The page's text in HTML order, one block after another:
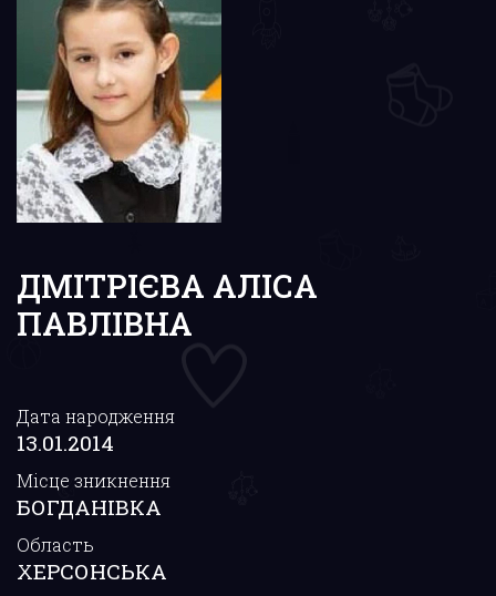
ДМІТРІЄВА АЛІСА
ПАВЛІВНА
Дата народження
13.01.2014
Місце зникнення
БОГДАНІВКА
Область
ХЕРСОНСЬКА